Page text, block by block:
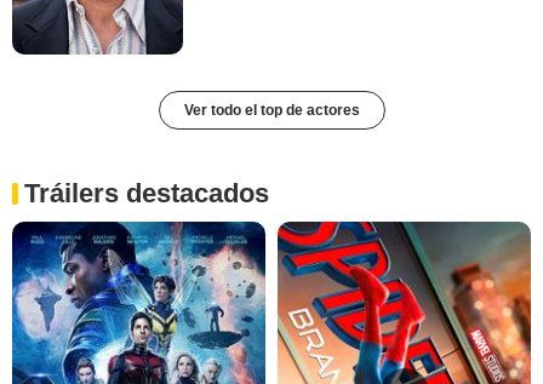
Ver todo el top de actores
Tráilers destacados